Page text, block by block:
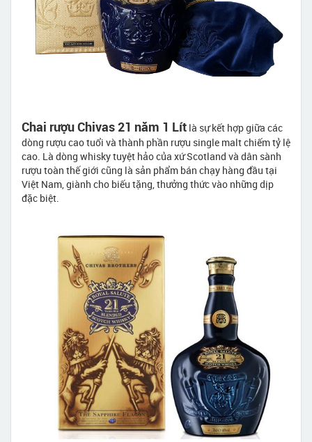
Chai rượu Chivas 21 năm 1 Lít là sự kết hợp giữa các
dòng rượu cao tuổi và thành phần rượu single malt chiếm tỷ lệ
cao. Là dòng whisky tuyệt hảo của xứ Scotland và dân sành
rượu toàn thế giới cũng là sản phẩm bán chạy hàng đầu tại
Việt Nam, giành cho biếu tặng, thưởng thức vào những dịp
đặc biệt.